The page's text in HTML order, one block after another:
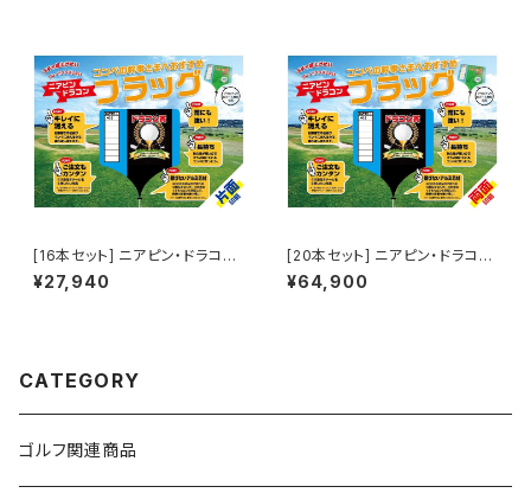
[16本セット] ニアピン・ドラコン
フラッグ（片面印刷）
¥27,940
[20本セット] ニアピン・ドラコン
フラッグ（両面印刷）
¥64,900
CATEGORY
ゴルフ関連商品